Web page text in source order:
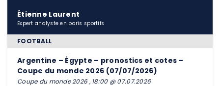
Étienne Laurent
Expert analyste en paris sportifs
FOOTBALL
Argentine – Égypte – pronostics et cotes –
Coupe du monde 2026 (07/07/2026)
Coupe du monde 2026 , 18:00 @ 07.07.2026